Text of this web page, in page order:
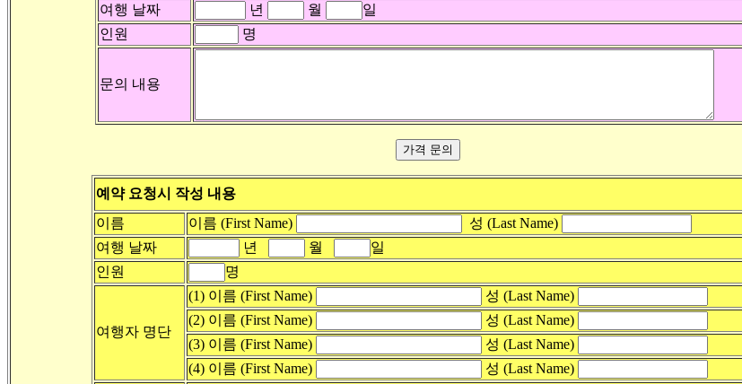
여행 날짜
년 월
일
인원
명
문의 내용
예약 요청시 작성 내용
이름
이름 (First Name)
성 (Last Name)
여행 날짜
년 월
일
인원
명
여행자 명단
(1) 이름 (First Name)
성 (Last Name)
(2) 이름 (First Name)
성 (Last Name)
(3) 이름 (First Name)
성 (Last Name)
(4) 이름 (First Name)
성 (Last Name)